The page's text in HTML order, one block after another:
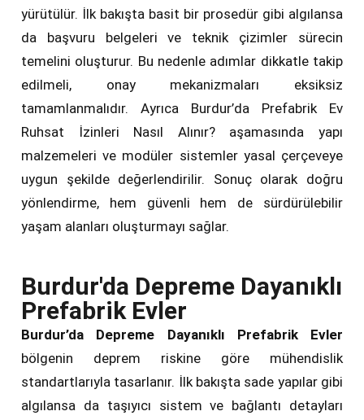
yürütülür. İlk bakışta basit bir prosedür gibi algılansa
da başvuru belgeleri ve teknik çizimler sürecin
temelini oluşturur. Bu nedenle adımlar dikkatle takip
edilmeli, onay mekanizmaları eksiksiz
tamamlanmalıdır. Ayrıca Burdur’da Prefabrik Ev
Ruhsat İzinleri Nasıl Alınır? aşamasında yapı
malzemeleri ve modüler sistemler yasal çerçeveye
uygun şekilde değerlendirilir. Sonuç olarak doğru
yönlendirme, hem güvenli hem de sürdürülebilir
yaşam alanları oluşturmayı sağlar.
Burdur'da Depreme Dayanıklı
Prefabrik Evler
Burdur’da Depreme Dayanıklı Prefabrik Evler
bölgenin deprem riskine göre mühendislik
standartlarıyla tasarlanır. İlk bakışta sade yapılar gibi
algılansa da taşıyıcı sistem ve bağlantı detayları